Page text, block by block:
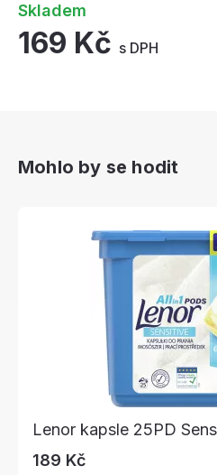
Skladem
169 Kč s DPH
Mohlo by se hodit
Lenor kapsle 25PD
189 Kč